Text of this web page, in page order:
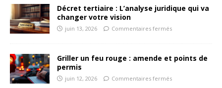
Décret tertiaire : L’analyse juridique qui va
changer votre vision
juin 13, 2026 Commentaires fermés
Griller un feu rouge : amende et points de
permis
juin 12, 2026 Commentaires fermés